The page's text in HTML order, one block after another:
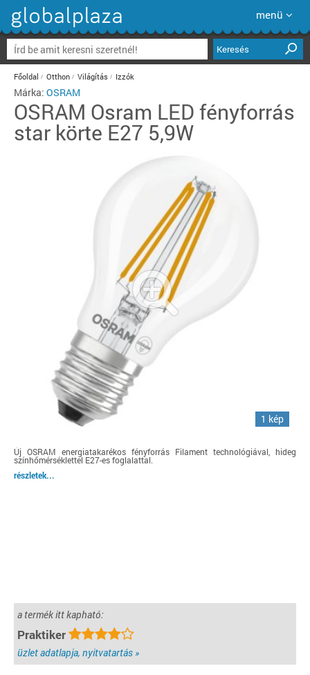
menü
Keresés
Főoldal Otthon Világítás Izzók
Márka: OSRAM
OSRAM Osram LED fényforrás
star körte E27 5,9W
1 kép
Új OSRAM energiatakarékos fényforrás Filament technológiával, hideg
színhőmérséklettel E27-es foglalattal.
részletek...
a termék itt kapható:
Praktiker
üzlet adatlapja, nyitvatartás »